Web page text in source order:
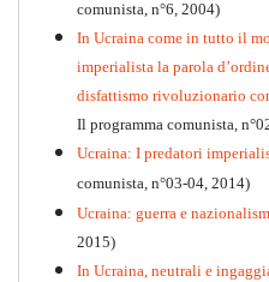
comunista, n°6, 2004)
In Ucraina come in tutto il
imperialista la parola
disfattismo rivoluzionario
Il programma comunista,
Ucraina: I predatori
comunista, n°03-04, 2014)
Ucraina: guerra e
2015)
In Ucraina, neutrali e